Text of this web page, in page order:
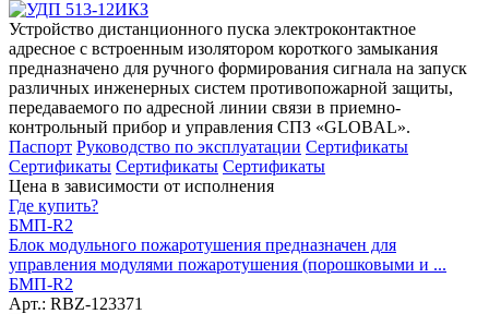
Устройство дистанционного пуска электроконтактное
адресное с встроенным изолятором короткого замыкания
предназначено для ручного формирования сигнала на запуск
различных инженерных систем противопожарной защиты,
передаваемого по адресной линии связи в приемно-
контрольный прибор и управления СПЗ «GLOBAL».
Паспорт Руководство по эксплуатации Сертификаты
Сертификаты Сертификаты Сертификаты
Цена в зависимости от исполнения
Где купить?
БМП-R2
Блок модульного пожаротушения предназначен для
управления модулями пожаротушения (порошковыми и ...
БМП-R2
Арт.: RBZ-123371